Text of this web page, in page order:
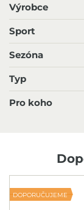
Výrobce
Sport
Sezóna
Typ
Pro koho
DOPORUČUJEME